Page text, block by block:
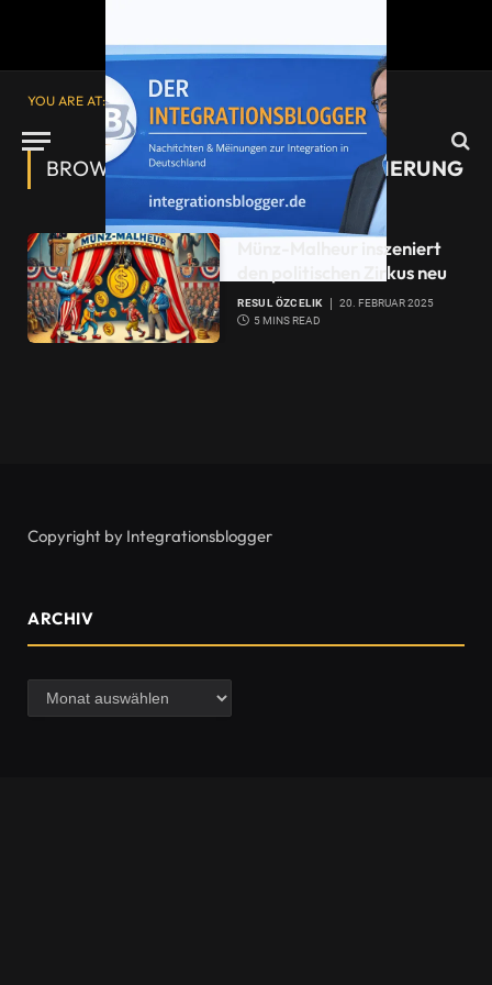
YOU ARE AT: Startseite»
BROWSING:WAHLKAMPFFINANZIERUNG
Münz-Malheur inszeniert
den politischen Zirkus neu
RESUL ÖZCELIK
20. FEBRUAR 2025
5 MINS READ
Copyright by Integrationsblogger
ARCHIV
Archiv